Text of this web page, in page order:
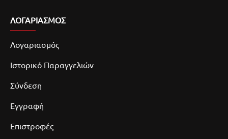
ΛΟΓΑΡΙΑΣΜΌΣ
Λογαριασμός
Ιστορικό Παραγγελιών
Σύνδεση
Εγγραφή
Επιστροφές